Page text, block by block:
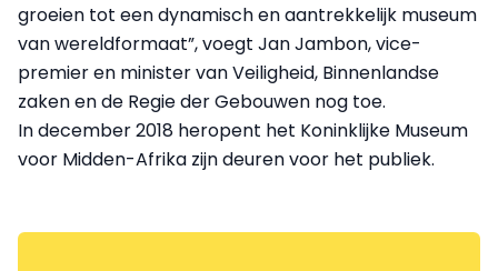
groeien tot een dynamisch en aantrekkelijk museum
van wereldformaat”, voegt Jan Jambon, vice-
premier en minister van Veiligheid, Binnenlandse
zaken en de Regie der Gebouwen nog toe.
In december 2018 heropent het Koninklijke Museum
voor Midden-Afrika zijn deuren voor het publiek.